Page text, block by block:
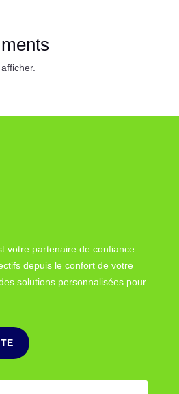
votre partenaire de confiance
depuis le confort de votre
solutions personnalisées pour